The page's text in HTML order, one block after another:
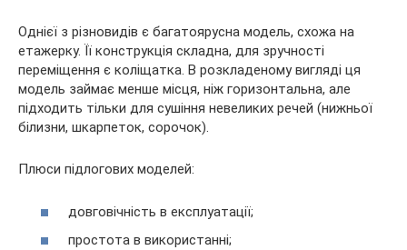
Однієї з різновидів є багатоярусна модель, схожа на
етажерку. Її конструкція складна, для зручності
переміщення є коліщатка. В розкладеному вигляді ця
модель займає менше місця, ніж горизонтальна, але
підходить тільки для сушіння невеликих речей (нижньої
білизни, шкарпеток, сорочок).
Плюси підлогових моделей:
довговічність в експлуатації;
простота в використанні;